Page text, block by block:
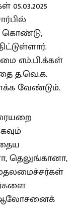
கொண்டு,
எம்.பி.க்கள்
த.வெ.க.
வேண்டும்.
தெலுங்கானா,
ஆலோசனைக்